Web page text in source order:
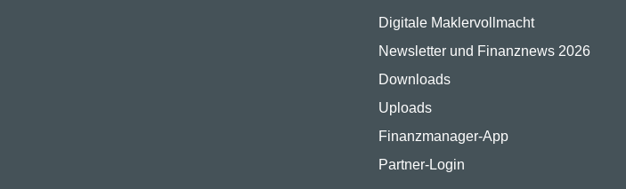
Digitale Maklervollmacht
Newsletter und Finanznews 2026
Downloads
Uploads
Finanzmanager-App
Partner-Login